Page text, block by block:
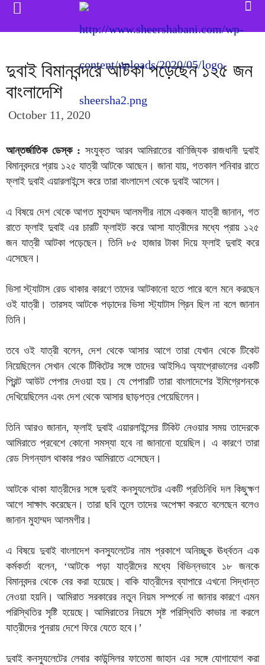
দুবাই বিমানবন্দরে আটকা পড়েছেন ১২৫ জন
বাংলাদেশি
October 11, 2020
আন্তর্জাতিক ডেস্ক : সংযুক্ত আরব আমিরাতের বাণিজ্যিক রাজধানী দুবাই
বিমানবন্দরে প্রায় ১২৫ যাত্রী আটকে আছেন। জানা যায়, গতকাল শনিবার রাতে
ফ্লাই দুবাই এয়ারলাইন্সে করে তারা বাংলাদেশ থেকে দুবাই আসেন।
এ বিষয়ে দেশ থেকে আগত মুহাম্মদ আলমগীর নামে একজন যাত্রী জানান, গত
রাতে ফ্লাই দুবাই এর চারটি ফ্লাইট করে আসা যাত্রীদের মধ্যে প্রায় ১২৫
জন যাত্রী আটকা পড়েছেন। তিনি ৮৫ হাজার টাকা দিয়ে ফ্লাই দুবাই করে
এসেছেন।
ভিসা স্ট্যাটাস রেড থাকার কারণে তাদের আটকানো হতে পারে বলে মনে করছেন
ওই যাত্রী। তারসহ আটকে পড়াদের ভিসা স্ট্যাটাস গ্রিন ছিল না বলে জানান
তিনি।
তবে ওই যাত্রী বলেন, দেশ থেকে আসার আগে তারা যেখান থেকে টিকেট
নিয়েছিলেন সেখান থেকে টিকিটের সঙ্গে তাদের আইসিএ অ্যাপ্রোভালের একটি
প্রিন্ট আউট পেপার দেওয়া হয়। যে পেপারটি তারা বাংলাদেশের ইমিগ্রেশনকে
দেখিয়েছিলেন এবং দেশ থেকে আসার ছাড়পত্র পেয়েছিলেন।
তিনি আরও জানান, ফ্লাই দুবাই এয়ারলাইন্সের টিকিট নেওয়ার সময় তাদেরকে
আমিরাতে প্রবেশে কোনো সমস্যা হবে না জানানো হয়েছিল। এ কারণে তারা
রেড সিগন্যাল থাকার পরও আমিরাতে এসেছেন।
আটকে থাকা যাত্রীদের সঙ্গে দুবাই কনস্যুলেটের একটি প্রতিনিধি দল কিছুক্ষণ
আগে সাক্ষাৎ করেছেন। তারা ছবি তুলে তাদের অপেক্ষা করতে বলেছেন বলেও
জানান মুহাম্মদ আলমগীর।
এ বিষয়ে দুবাই বাংলাদেশ কনস্যুলেটের নাম প্রকাশে অনিচ্ছুক ঊর্ধ্বতন এক
কর্মকর্তা বলেন, ‘আটকে পড়া যাত্রীদের মধ্যে বিভিন্নভাবে ১৮ জনকে
বিমানবন্দর থেকে বের করা হয়েছে। বাকি যাত্রীদের ব্যাপারে এখনো সিদ্ধান্ত
নেওয়া হয়নি। আমিরাত সরকারের নতুন নিয়ম সম্পর্কে না জানার কারণে এমন
পরিস্থিতির সৃষ্টি হয়েছে। আমিরাতের নিয়মে সৃষ্ট পরিস্থিতি কাভার না করলে
যাত্রীদের পুনরায় দেশে ফিরে যেতে হবে।’
দুবাই কনস্যুলেটের লেবার কাউন্সিলর ফাতেমা জাহান এর সঙ্গে যোগাযোগ করা